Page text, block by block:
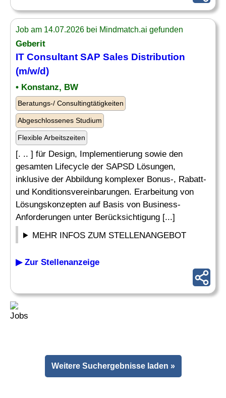
Job am 14.07.2026 bei Mindmatch.ai gefunden
Geberit
IT Consultant SAP Sales Distribution
(m/w/d)
• Konstanz, BW
Beratungs-/ Consultingtätigkeiten
Abgeschlossenes Studium
Flexible Arbeitszeiten
[. .. ] für Design, Implementierung sowie den
gesamten Lifecycle der SAPSD Lösungen,
inklusive der Abbildung komplexer Bonus-, Rabatt-
und Konditionsvereinbarungen. Erarbeitung von
Lösungskonzepten auf Basis von Business-
Anforderungen unter Berücksichtigung [...]
MEHR INFOS ZUM STELLENANGEBOT
▶ Zur Stellenanzeige
Weitere Suchergebnisse laden »